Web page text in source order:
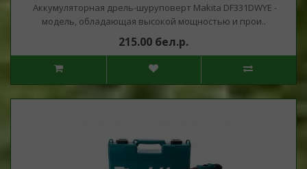
Аккумуляторная дрель-шуруповерт Makita DF331DWYE -
модель, обладающая высокой мощностью и прои..
215.00 бел.р.